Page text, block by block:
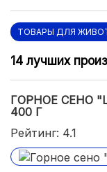
ТОВАРЫ ДЛЯ
14 лучших
ГОРНОЕ СЕНО
400 Г
Рейтинг: 4.1